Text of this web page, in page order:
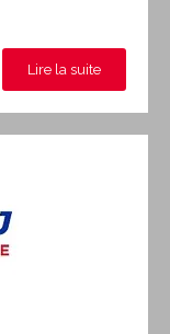
Lire la suite